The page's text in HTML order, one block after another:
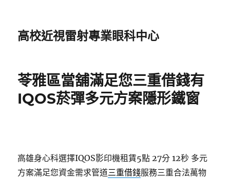
高校近視雷射專業眼科中心
苓雅區當舖滿足您三重借錢有
IQOS菸彈多元方案隱形鐵窗
高雄身心科選擇IQOS影印機租賃5點 27分 12秒 多元
方案滿足您資金需求管道三重借錢服務三重合法萬物